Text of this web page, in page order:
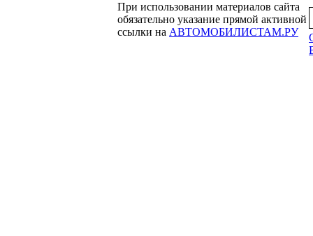
При использовании материалов сайта
обязательно указание прямой активной
ссылки на АВТОМОБИЛИСТАМ.РУ